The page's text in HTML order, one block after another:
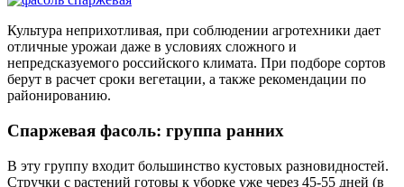
Культура неприхотливая, при соблюдении агротехники дает
отличные урожаи даже в условиях сложного и
непредсказуемого российского климата. При подборе сортов
берут в расчет сроки вегетации, а также рекомендации по
районированию.
Спаржевая фасоль: группа ранних
В эту группу входит большинство кустовых разновидностей.
Стручки с растений готовы к уборке уже через 45-55 дней (в